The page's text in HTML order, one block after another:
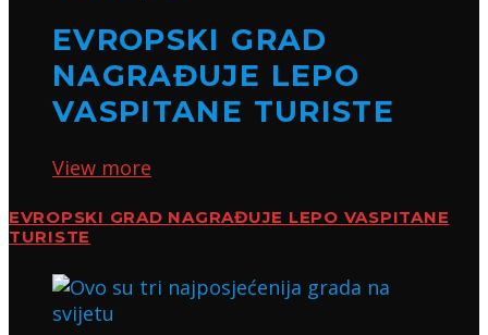
EVROPSKI GRAD
NAGRAĐUJE LEPO
VASPITANE TURISTE
View more
EVROPSKI GRAD NAGRAĐUJE LEPO VASPITANE
TURISTE